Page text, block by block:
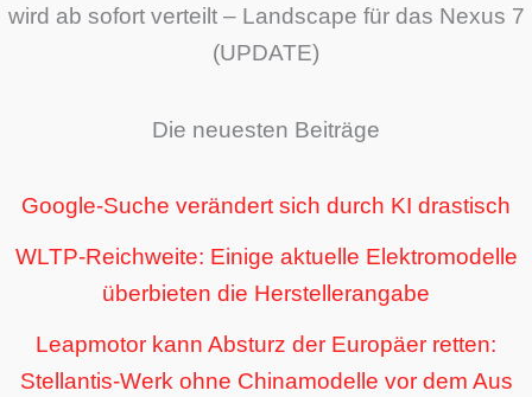
wird ab sofort verteilt – Landscape für das Nexus 7
(UPDATE)
Die neuesten Beiträge
Google-Suche verändert sich durch KI drastisch
WLTP-Reichweite: Einige aktuelle Elektromodelle
überbieten die Herstellerangabe
Leapmotor kann Absturz der Europäer retten:
Stellantis-Werk ohne Chinamodelle vor dem Aus